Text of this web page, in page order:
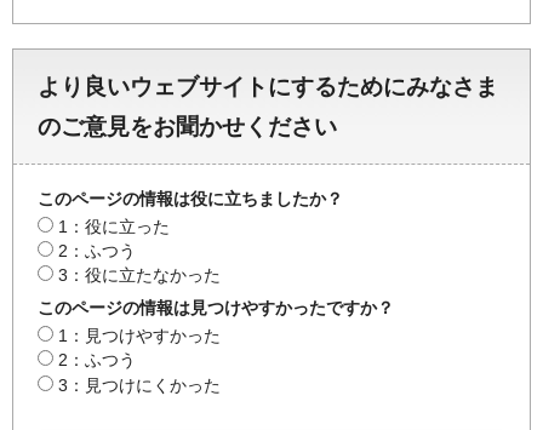
より良いウェブサイトにするためにみなさま
のご意見をお聞かせください
このページの情報は役に立ちましたか？
1：役に立った
2：ふつう
3：役に立たなかった
このページの情報は見つけやすかったですか？
1：見つけやすかった
2：ふつう
3：見つけにくかった